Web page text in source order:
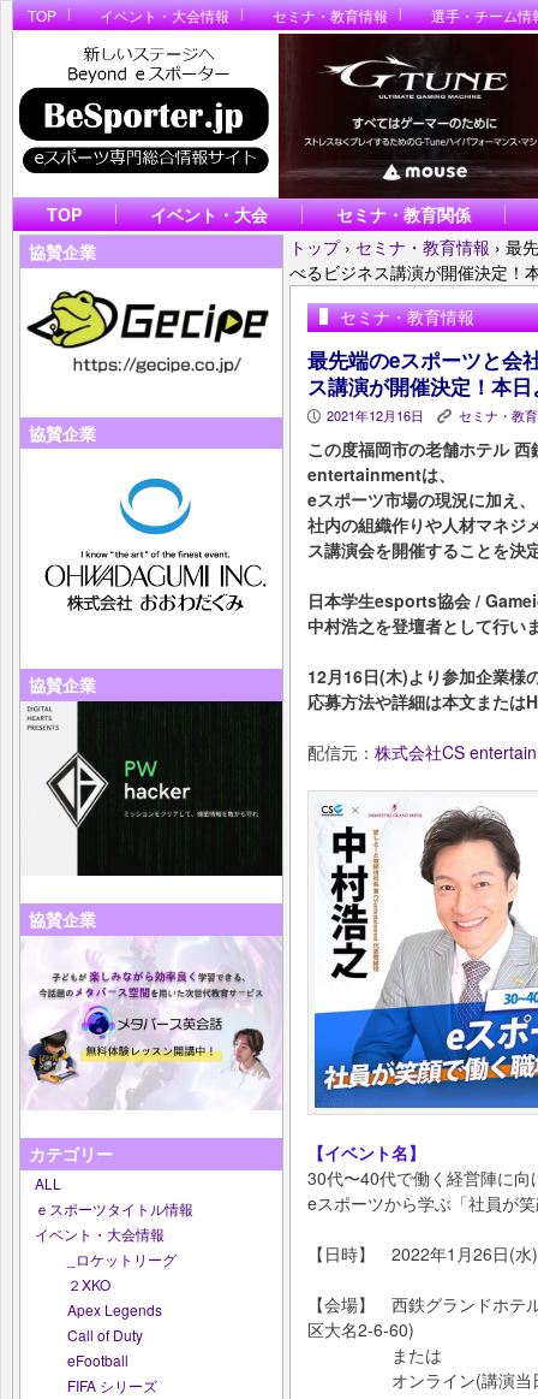
TOP イベント・大会情報 セミナ・教育情報 選手・チーム情
TOP イベント・大会
セミナ・教育関係
協賛企業
協賛企業
協賛企業
協賛企業
カテゴリー
ALL
ｅスポーツタイトル情報
イベント・大会情報
_ロケットリーグ
２XKO
Apex Legends
Call of Duty
eFootball
FIFA シリーズ
トップ › セミナ・教育情報 › 最
べるビジネス講演が開催決定！
セミナ・教育情報
最先端のeスポーツと会
ス講演が開催決定！本
P 2021年12月16日 K セミナ・教
この度福岡市の老舗ホテル
entertainmentは、
eスポーツ市場の現況に加え、
社内の組織作りや人材マネジ
ス講演会を開催することを決
日本学生esports協会 /
中村浩之を登壇者として行い
12月16日(木)より参加企業様
応募方法や詳細は本文または
配信元： 株式会社CS
【イベント名】
30代〜40代で働く経営陣に向
eスポーツから学ぶ「社員が
【日時】 2022年1月26日(
【会場】 西鉄グランドホテ
区大名2-6-60)
または
オンライン(講演当日に